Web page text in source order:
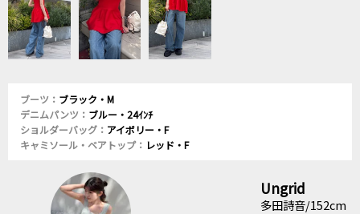
ブーツ： ブラック・M
デニムパンツ： ブルー・24ｲﾝﾁ
ショルダーバッグ： アイボリー・F
キャミソール・ベアトップ： レッド・F
Ungrid
多田詩音/152cm